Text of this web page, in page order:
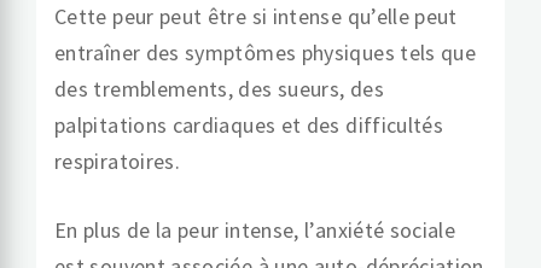
Cette peur peut être si intense qu’elle peut
entraîner des symptômes physiques tels que
des tremblements, des sueurs, des
palpitations cardiaques et des difficultés
respiratoires.
En plus de la peur intense, l’anxiété sociale